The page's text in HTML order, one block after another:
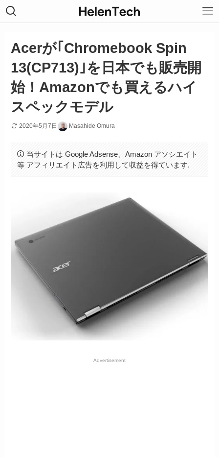
Acerが｢Chromebook Spin
13(CP713)｣を日本でも販売開
始！Amazonでも買えるハイ
スペックモデル
2020年5月7日 Masahide Omura
当サイトは Google Adsense、Amazon アソシエイト
等 アフィリエイト広告を利用して収益を得ています.
Advertisement